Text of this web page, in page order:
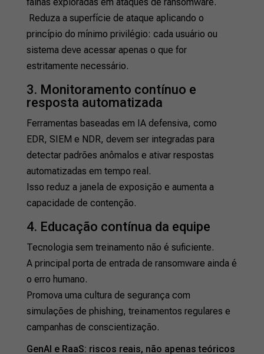
Reduza a superfície de ataque aplicando o
princípio do mínimo privilégio: cada usuário ou
sistema deve acessar apenas o que for
estritamente necessário.
3. Monitoramento contínuo e
resposta automatizada
Ferramentas baseadas em IA defensiva, como
EDR, SIEM e NDR, devem ser integradas para
detectar padrões anômalos e ativar respostas
automatizadas em tempo real.
Isso reduz a janela de exposição e aumenta a
capacidade de contenção.
4. Educação contínua da equipe
Tecnologia sem treinamento não é suficiente.
A principal porta de entrada de ransomware ainda é
o erro humano.
Promova uma cultura de segurança com
simulações de phishing, treinamentos regulares e
campanhas de conscientização.
GenAI e RaaS: riscos reais, não apenas teóricos